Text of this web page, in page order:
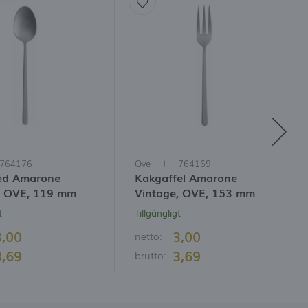
Amarone
119 mm
Ove 764169
Kakgaffel Amarone
Vintage, OVE, 153 mm
Tillgängligt
netto: 3,00
brutto: 3,69